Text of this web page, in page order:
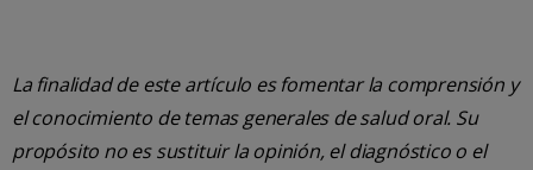
La finalidad de este artículo es fomentar la comprensión y
el conocimiento de temas generales de salud oral. Su
propósito no es sustituir la opinión, el diagnóstico o el